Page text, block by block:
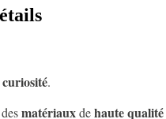
curiosité.
desmatériauxdehaute qualité